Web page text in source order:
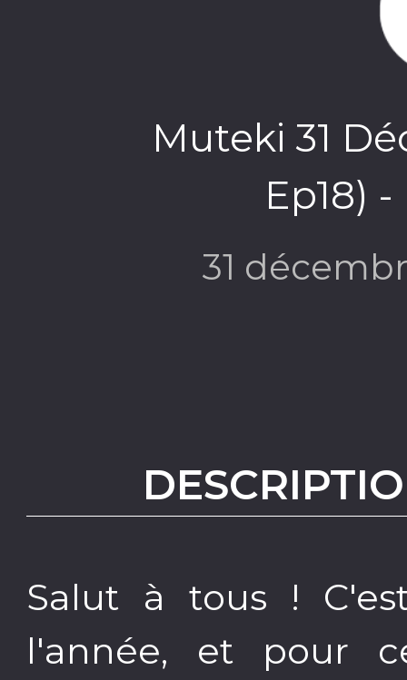
Muteki 31
Ep18)
31
Salut à tous !
l'année, et pour